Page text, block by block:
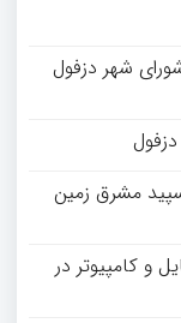
شهر دزفول
مشرق زمین
و کامپیوتر در